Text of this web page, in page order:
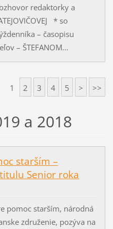
redaktorky a
* so
– časopisu
– ŠTEFANOM...
1 2 3 4 5 > >>
a 2018
starším –
Senior roka
pomoc starším, národná
združenie, pozýva na